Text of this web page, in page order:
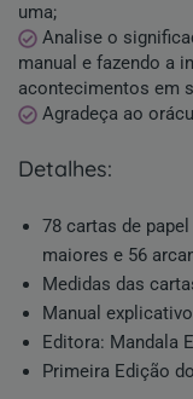
uma;
Analise o
manual e fazendo a
acontecimentos em
Agradeça ao
detalhes:
78 cartas de
maiores e 56
Medidas das
Manual
Editora: Mandala
Primeira Edição